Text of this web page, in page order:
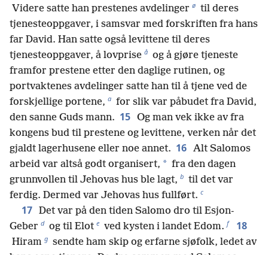
Videre satte han prestenes avdelinger ø til deres
tjenesteoppgaver, i samsvar med forskriften fra hans
far David. Han satte også levittene til deres
tjenesteoppgaver, å lovprise å og å gjøre tjeneste
framfor prestene etter den daglige rutinen, og
portvaktenes avdelinger satte han til å tjene ved de
forskjellige portene, a for slik var påbudet fra David,
den sanne Guds mann. 15 Og man vek ikke av fra
kongens bud til prestene og levittene, verken når det
gjaldt lagerhusene eller noe annet. 16 Alt Salomos
arbeid var altså godt organisert, * fra den dagen
grunnvollen til Jehovas hus ble lagt, b til det var
ferdig. Dermed var Jehovas hus fullført. c
17 Det var på den tiden Salomo dro til Esjon-
Geber d og til Elot e ved kysten i landet Edom. f 18
Hiram g sendte ham skip og erfarne sjøfolk, ledet av